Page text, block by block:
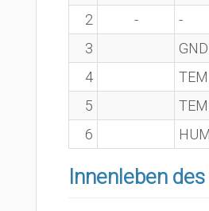
2
- -
3
GND
4
5
6
Innenleben